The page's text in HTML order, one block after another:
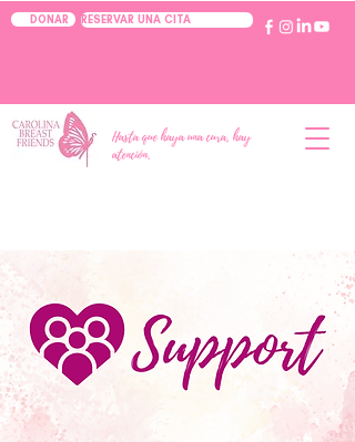
DONAR RESERVAR UNA CITA
Hasta que haya una cura, hay
atención.